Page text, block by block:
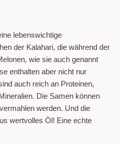
lebenswichtige
der Kalahari, die während der
wie sie auch genannt
enthalten aber nicht nur
auch reich an Proteinen,
Die Samen können
werden. Und die
wertvolles Öl! Eine echte